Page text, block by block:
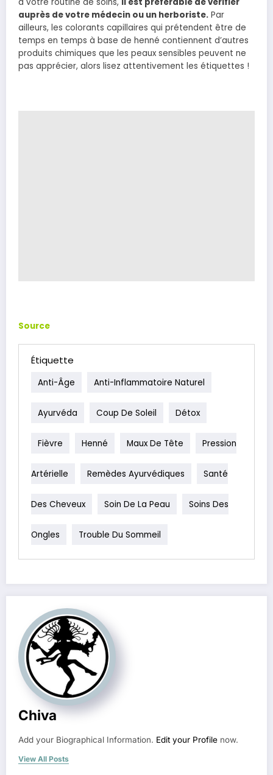
auprès de votre médecin ou un herboriste. Par
ailleurs, les colorants capillaires qui prétendent être de
temps en temps à base de henné contiennent d’autres
produits chimiques que les peaux sensibles peuvent ne
pas apprécier, alors lisez attentivement les étiquettes !
Source
Étiquette
Anti-Âge Anti-Inflammatoire Naturel
Ayurvéda Coup De Soleil Détox
Fièvre Henné Maux De Tête Pression
Artérielle Remèdes Ayurvédiques Santé
Des Cheveux Soin De La Peau Soins Des
Ongles Trouble Du Sommeil
Chiva
Add your Biographical Information. Edit your Profile now.
View All Posts